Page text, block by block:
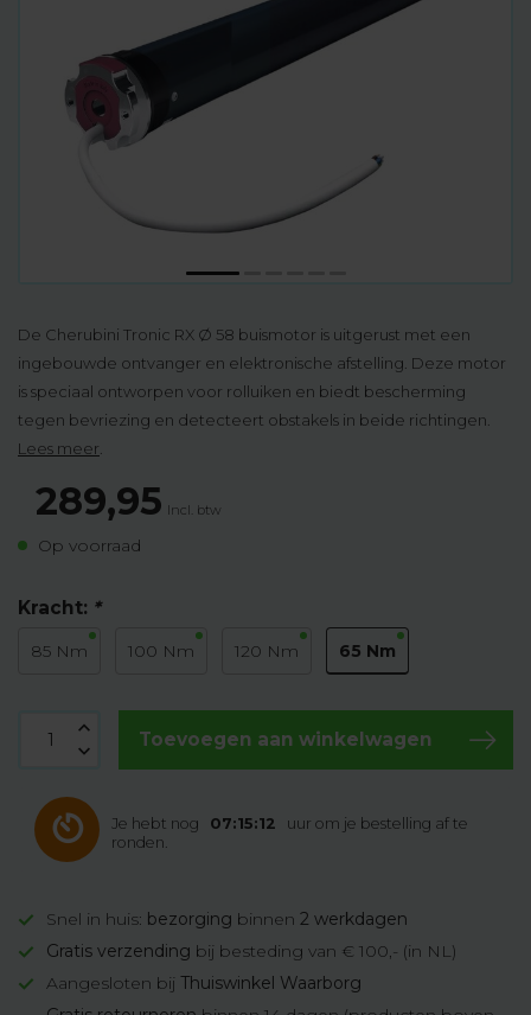
De Cherubini Tronic RX Ø 58 buismotor is uitgerust met een
ingebouwde ontvanger en elektronische afstelling. Deze motor
is speciaal ontworpen voor rolluiken en biedt bescherming
tegen bevriezing en detecteert obstakels in beide richtingen.
Lees meer
289,95 Incl. btw
Op voorraad
Kracht: *
85 Nm 100 Nm 120 Nm 65 Nm
Toevoegen aan winkelwagen
Je hebt nog 07:15:11
uur om je bestelling af te
ronden.
Snel in huis: bezorging binnen 2 werkdagen
Gratis verzending bij besteding van € 100,- (in NL)
Aangesloten bij Thuiswinkel Waarborg